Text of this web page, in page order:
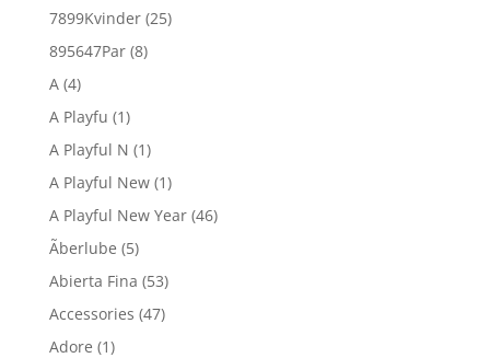
7899Kvinder (25)
895647Par (8)
A (4)
A Playfu (1)
A Playful N (1)
A Playful New (1)
A Playful New Year (46)
Ãberlube (5)
Abierta Fina (53)
Accessories (47)
Adore (1)